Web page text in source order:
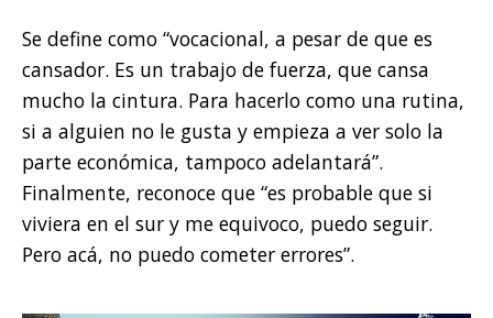
Se define como “vocacional, a pesar de que es
cansador. Es un trabajo de fuerza, que cansa
mucho la cintura. Para hacerlo como una rutina,
si a alguien no le gusta y empieza a ver solo la
parte económica, tampoco adelantará”.
Finalmente, reconoce que “es probable que si
viviera en el sur y me equivoco, puedo seguir.
Pero acá, no puedo cometer errores”.